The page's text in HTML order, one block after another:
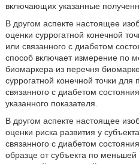
включающих указанные
В другом аспекте настоящее
оценки суррогатной конечной
или связанного с диабетом
способ включает измерение по
биомаркера из перечня
суррогатной конечной точки
связанного с диабетом
указанного показателя.
В другом аспекте настоящее
оценки риска развития у
связанного с диабетом
образце от субъекта по